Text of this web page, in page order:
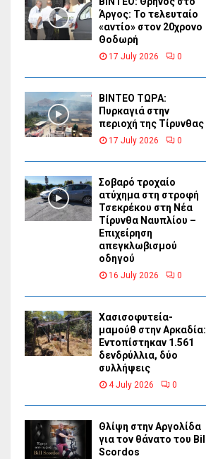
Άργος: Το τελευταίο
«αντίο» στον 20χρονο
Θοδωρή
17 July 2026 0
ΒΙΝΤΕΟ ΤΩΡΑ:
Πυρκαγιά στην
περιοχή της Τίρυνθας
17 July 2026 0
Σοβαρό τροχαίο
ατύχημα στη στροφή
Τσεκρέκου στη Νέα
Τίρυνθα Ναυπλίου –
Επιχείρηση
απεγκλωβισμού
οδηγού
16 July 2026 0
Χασισοφυτεία-
μαμούθ στην Αρκαδία:
Εντοπίστηκαν 1.561
δενδρύλλια, δύο
συλλήψεις
4 July 2026 0
Θλίψη στην Αργολίδα
για τον θάνατο του Bill
Scordos